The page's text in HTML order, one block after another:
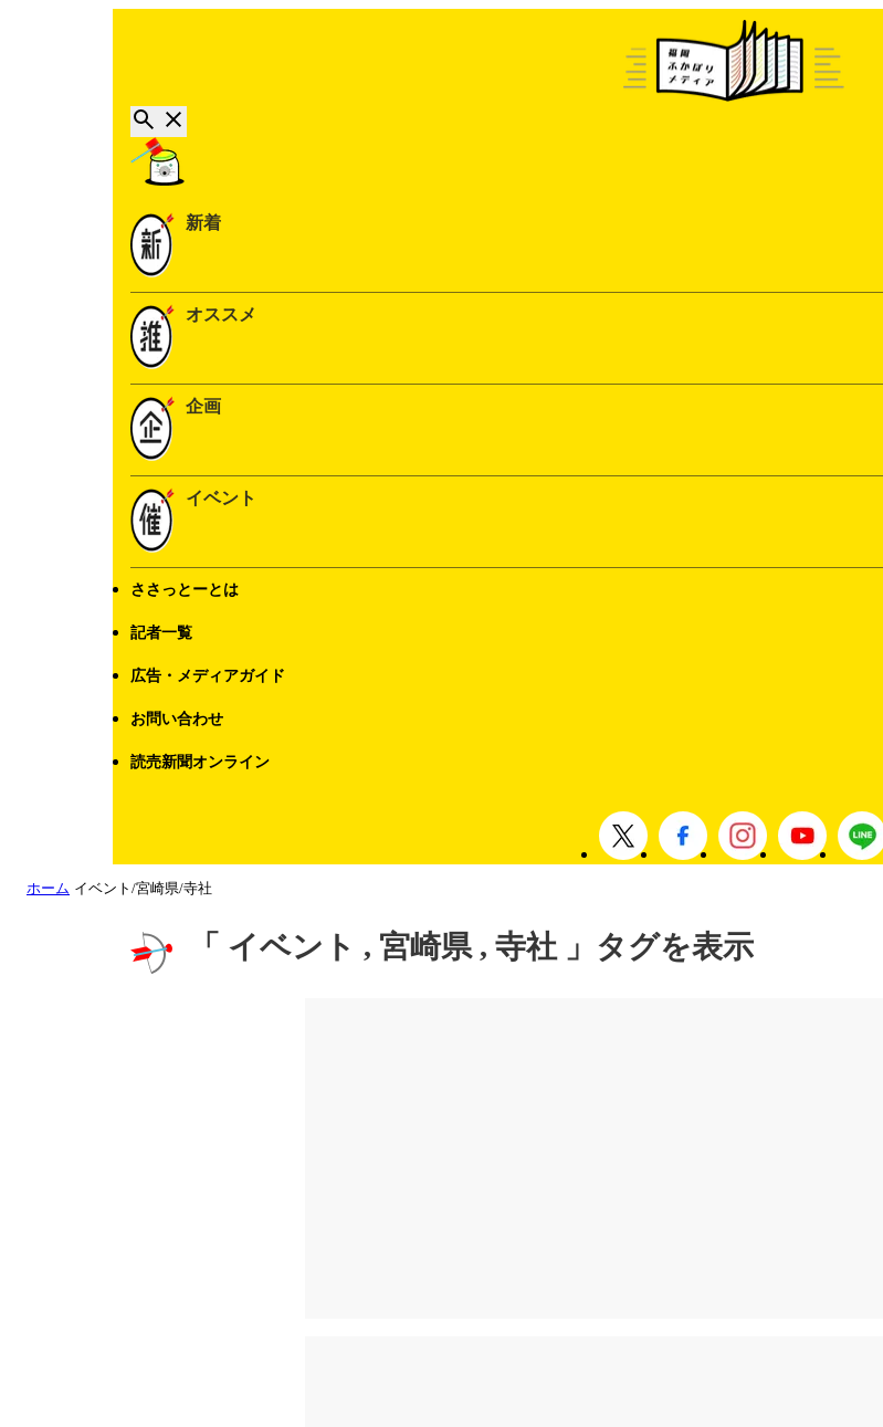
新着
オススメ
企画
イベント
ささっとーとは
記者一覧
広告・メディアガイド
お問い合わせ
読売新聞オンライン
ホーム イベント/宮崎県/寺社
「 イベント , 宮崎県 , 寺社 」タグを表示